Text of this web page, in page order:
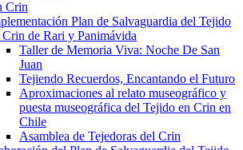
Crin
Plan de Salvaguardia del Tejido
Crin de Rari y Panimávida
Taller de Memoria Viva: Noche De San
Juan
Tejiendo Recuerdos, Encantando el Futuro
Aproximaciones al relato museográfico y
puesta museográfica del Tejido en Crin en
Chile
Asamblea de Tejedoras del Crin